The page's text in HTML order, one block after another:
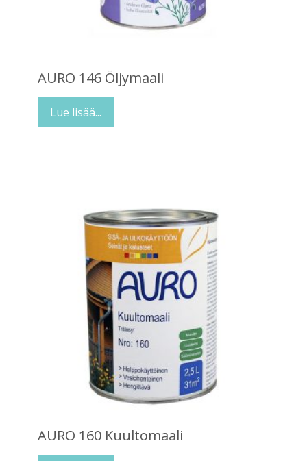
AURO 146 Öljymaali
Lue lisää...
AURO 160 Kuultomaali